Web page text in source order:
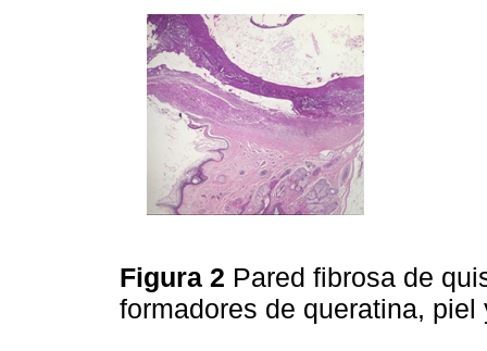
Figura 2 Pared fibrosa de
formadores de queratina,